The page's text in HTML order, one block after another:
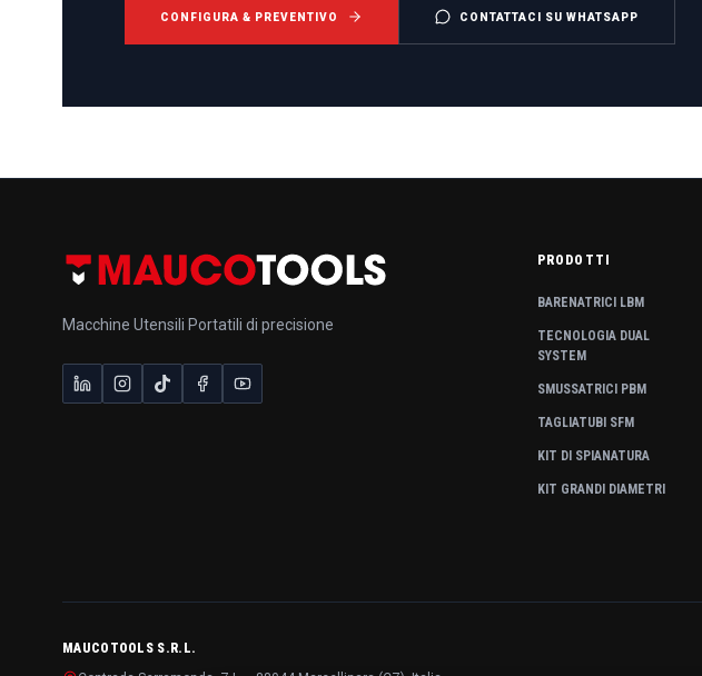
CONFIGURA & PREVENTIVO CONTATTACI SU WHATSAPP
Macchine Utensili Portatili di precisione
PRODOTTI
BARENATRICI LBM
TECNOLOGIA DUAL
SYSTEM
SMUSSATRICI PBM
TAGLIATUBI SFM
KIT DI SPIANATURA
KIT GRANDI DIAMETRI
MAUCOTOOLS S.R.L.